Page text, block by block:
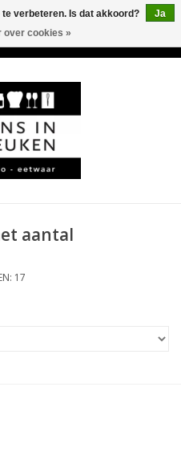
aantal
17
verbeteren. Is dat akkoord?
Ja
over cookies »